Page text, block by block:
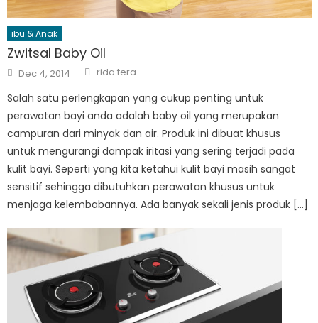
ibu & Anak
Zwitsal Baby Oil
Posted
on
Dec 4, 2014 Author
rida tera
Salah satu perlengkapan yang cukup penting untuk
perawatan bayi anda adalah baby oil yang merupakan
campuran dari minyak dan air. Produk ini dibuat khusus
untuk mengurangi dampak iritasi yang sering terjadi pada
kulit bayi. Seperti yang kita ketahui kulit bayi masih sangat
sensitif sehingga dibutuhkan perawatan khusus untuk
menjaga kelembabannya. Ada banyak sekali jenis produk […]